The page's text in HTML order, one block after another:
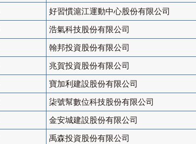
好習慣滬江運動中心股份有限公司
浩氣科技股份有限公司
翰邦投資股份有限公司
兆賀投資股份有限公司
寶加利建設股份有限公司
柒號幫數位科技股份有限公司
金安城建設股份有限公司
禹森投資股份有限公司